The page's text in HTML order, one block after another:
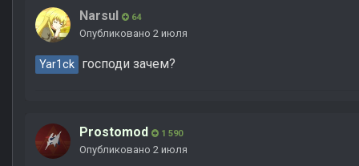
Narsul 64
Опубликовано 2 июля
Yar1ck господи зачем?
Prostomod 1 590
Опубликовано 2 июля